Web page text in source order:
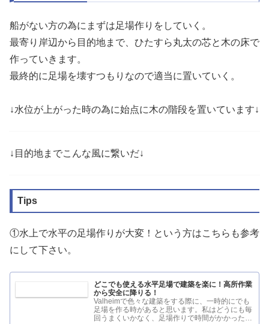
船がない方の為にまずは足場作りをしていく。
最寄り岸辺から目的地まで、ひたすら丸太の芯と木の床で
作っていきます。
最終的に足場を壊すつもりなので適当に置いていく。
↓水位が上がった時の為に始点に木の階段を置いています↓
↓目的地までこんな風に繋いだ↓
Tips
①水上で水平の足場作りが大変！という方はこちらも参考
にして下さい。
どこでも使える水平足場で建築を楽に！高所作業
から安全に降りる！
Valheimで色々な建築をする際に、一時的にでも
足場を作る時があると思います。私はどうにも毎
回うまくいかなく、足場作りで時間がかかったり